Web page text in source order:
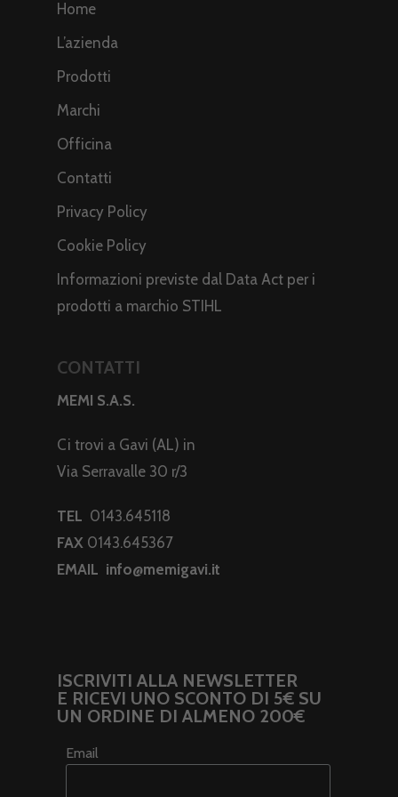
Home
L’azienda
Prodotti
Marchi
Officina
Contatti
Privacy Policy
Cookie Policy
Informazioni previste dal Data Act per i
prodotti a marchio STIHL
CONTATTI
MEMI S.A.S.
Ci trovi a Gavi (AL) in
Via Serravalle 30 r/3
TEL 0143.645118
FAX 0143.645367
EMAIL info@memigavi.it
ISCRIVITI ALLA NEWSLETTER
E RICEVI UNO SCONTO DI 5€ SU
UN ORDINE DI ALMENO 200€
Email